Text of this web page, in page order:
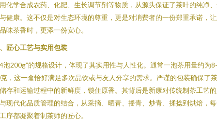
化学合成农药、化肥、生长调节剂等物质，从源头保证了茶叶的纯净
健康。这不仅是对生态环境的尊重，更是对消费者的一份郑重承诺，
味茶香时，更添一份安心。
匠心工艺与实用包装
泡200g”的规格设计，体现了其实用性与人性化。通常一泡茶用量约为8-
，这一盒恰好满足多次品饮或与友人分享的需求。严谨的包装确保了
存和运输过程中的新鲜度，锁住原香。其背后是新康对传统制茶工艺
现代化品质管理的结合，从采摘、晒青、摇青、炒青、揉捻到烘焙，
序都凝聚着制茶师的匠心。